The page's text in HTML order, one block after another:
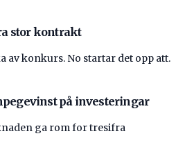
stor kontrakt
av konkurs. No startar det opp att.
på investeringar
ga rom for tresifra